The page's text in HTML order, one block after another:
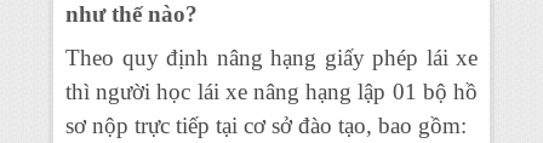
như thế nào?
Theo quy định nâng hạng giấy phép lái xe
thì người học lái xe nâng hạng lập 01 bộ hồ
sơ nộp trực tiếp tại cơ sở đào tạo, bao gồm: